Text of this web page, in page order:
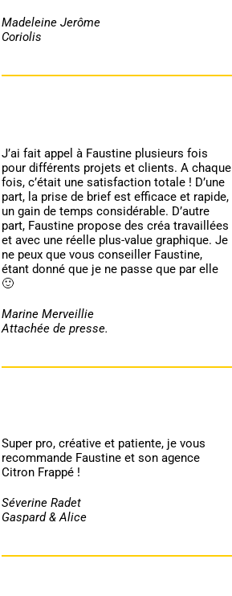
Madeleine Jerôme
Coriolis
J’ai fait appel à Faustine plusieurs fois
pour différents projets et clients. A chaque
fois, c’était une satisfaction totale ! D’une
part, la prise de brief est efficace et rapide,
un gain de temps considérable. D’autre
part, Faustine propose des créa travaillées
et avec une réelle plus-value graphique. Je
ne peux que vous conseiller Faustine,
étant donné que je ne passe que par elle
🙂
Marine Merveillie
Attachée de presse.
Super pro, créative et patiente, je vous
recommande Faustine et son agence
Citron Frappé !
Séverine Radet
Gaspard & Alice